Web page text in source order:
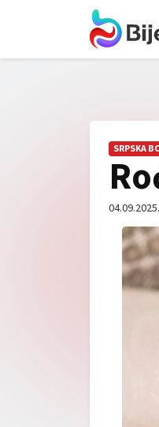
SRPSKA